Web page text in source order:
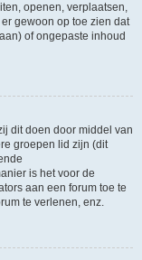
openen, verplaatsen,
gewoon op toe zien dat
of ongepaste inhoud
dit doen door middel van
groepen lid zijn (dit
is het voor de
aan een forum toe te
te verlenen, enz.